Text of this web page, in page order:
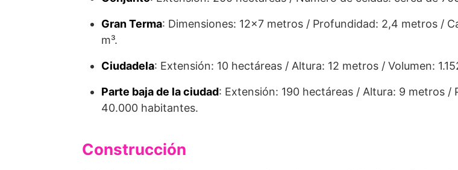
Gran Terma: Dimensiones: 12×7 metros / Profundidad: 2,4 metros /
m³.
Ciudadela: Extensión: 10 hectáreas / Altura: 12 metros / Volumen:
Parte baja de la ciudad: Extensión: 190 hectáreas / Altura: 9 metros /
40.000 habitantes.
Construcción